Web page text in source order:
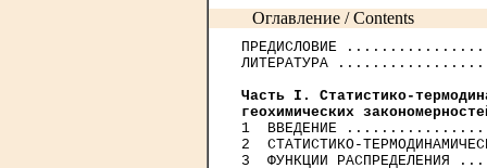
Оглавление / Contents
ПРЕДИСЛОВИЕ
ЛИТЕРАТУРА
Часть I. Статистико-
геохимических
1  ВВЕДЕНИЕ
2  СТАТИСТИКО-
3  ФУНКЦИИ